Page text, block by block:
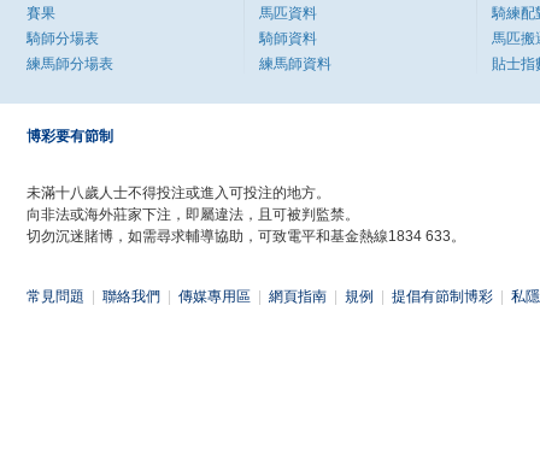
賽果
騎師分場表
練馬師分場表
馬匹資料
騎師資料
練馬師資料
騎練配
馬匹搬
貼士指
博彩要有節制
未滿十八歲人士不得投注或進入可投注的地方。
向非法或海外莊家下注，即屬違法，且可被判監禁。
切勿沉迷賭博，如需尋求輔導協助，可致電平和基金熱線1834 633。
常見問題 聯絡我們 傳媒專用區 網頁指南 規例 提倡有節制博彩 私